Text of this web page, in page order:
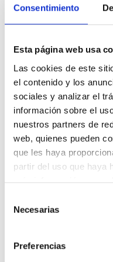
Consentimiento
Esta página web usa
Las cookies de este
el contenido y los
sociales y analizar el
información sobre el
nuestros partners de
web, quienes pueden
que les haya
partir del uso que haya
Necesarias
Preferencias
Marqués de Valdecilla,
agradecimiento a la
traer la muestra a la
Universitario
reconocido que este
oportunidad para que
como una “forma de
enfermedad e,
sanas puedan
del artista parisino.
En este punto, la
poder conocer la
Sobre ‘Arquitecturas de la